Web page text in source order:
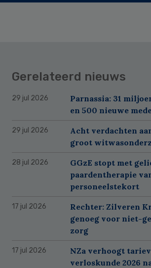
Gerelateerd nieuws
29 jul 2026
Parnassia: 31
en 500 nieuwe
29 jul 2026
Acht verdachten
groot
28 jul 2026
GGzE stopt met
paardentherapie
personeelstekort
17 jul 2026
Rechter: Zilveren
genoeg voor niet-
zorg
17 jul 2026
NZa verhoogt
verloskunde 2026